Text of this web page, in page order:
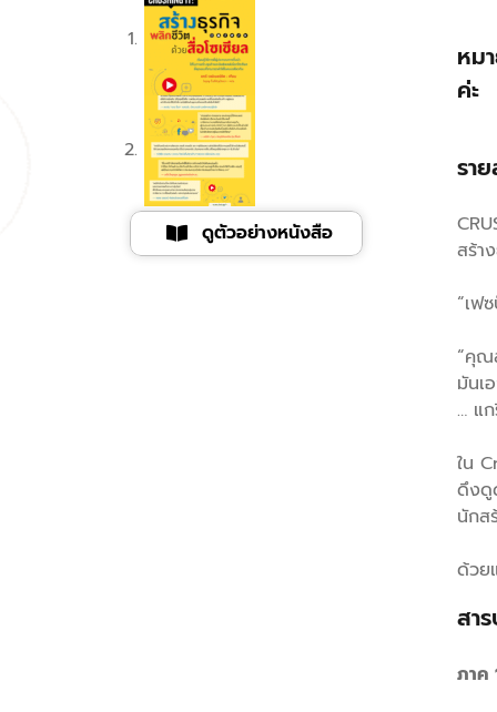
ดูตัวอย่างหนังสือ
ด้วย
สื่อ
(หนั
เกรด
ชิ้น
หม
ค่ะ
รา
สร้า
“เฟ
“คุณ
มันเ
… แ
ใน
ดึงดู
นักส
ด้วย
สา
ภาค